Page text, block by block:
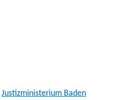
Justizministerium Baden-